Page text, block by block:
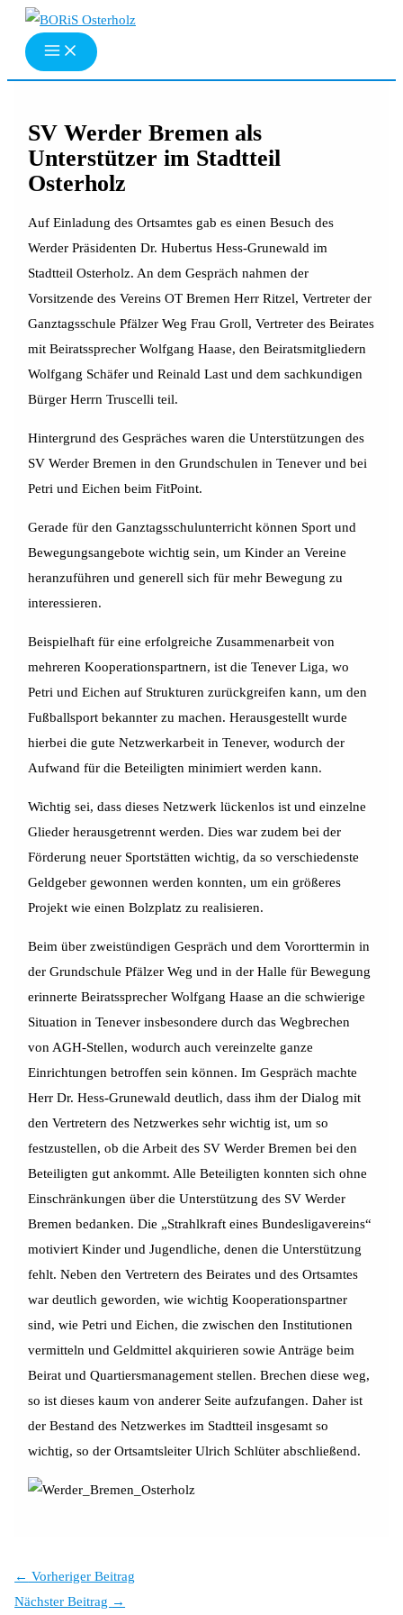
Zum
Inhalt
springen
SV Werder Bremen als
Unterstützer im Stadtteil
Osterholz
Auf Einladung des Ortsamtes gab es einen Besuch des
Werder Präsidenten Dr. Hubertus Hess-Grunewald im
Stadtteil Osterholz. An dem Gespräch nahmen der
Vorsitzende des Vereins OT Bremen Herr Ritzel, Vertreter der
Ganztagsschule Pfälzer Weg Frau Groll, Vertreter des Beirates
mit Beiratssprecher Wolfgang Haase, den Beiratsmitgliedern
Wolfgang Schäfer und Reinald Last und dem sachkundigen
Bürger Herrn Truscelli teil.
Hintergrund des Gespräches waren die Unterstützungen des
SV Werder Bremen in den Grundschulen in Tenever und bei
Petri und Eichen beim FitPoint.
Gerade für den Ganztagsschulunterricht können Sport und
Bewegungsangebote wichtig sein, um Kinder an Vereine
heranzuführen und generell sich für mehr Bewegung zu
interessieren.
Beispielhaft für eine erfolgreiche Zusammenarbeit von
mehreren Kooperationspartnern, ist die Tenever Liga, wo
Petri und Eichen auf Strukturen zurückgreifen kann, um den
Fußballsport bekannter zu machen. Herausgestellt wurde
hierbei die gute Netzwerkarbeit in Tenever, wodurch der
Aufwand für die Beteiligten minimiert werden kann.
Wichtig sei, dass dieses Netzwerk lückenlos ist und einzelne
Glieder herausgetrennt werden. Dies war zudem bei der
Förderung neuer Sportstätten wichtig, da so verschiedenste
Geldgeber gewonnen werden konnten, um ein größeres
Projekt wie einen Bolzplatz zu realisieren.
Beim über zweistündigen Gespräch und dem Vororttermin in
der Grundschule Pfälzer Weg und in der Halle für Bewegung
erinnerte Beiratssprecher Wolfgang Haase an die schwierige
Situation in Tenever insbesondere durch das Wegbrechen
von AGH-Stellen, wodurch auch vereinzelte ganze
Einrichtungen betroffen sein können. Im Gespräch machte
Herr Dr. Hess-Grunewald deutlich, dass ihm der Dialog mit
den Vertretern des Netzwerkes sehr wichtig ist, um so
festzustellen, ob die Arbeit des SV Werder Bremen bei den
Beteiligten gut ankommt. Alle Beteiligten konnten sich ohne
Einschränkungen über die Unterstützung des SV Werder
Bremen bedanken. Die „Strahlkraft eines Bundesligavereins“
motiviert Kinder und Jugendliche, denen die Unterstützung
fehlt. Neben den Vertretern des Beirates und des Ortsamtes
war deutlich geworden, wie wichtig Kooperationspartner
sind, wie Petri und Eichen, die zwischen den Institutionen
vermitteln und Geldmittel akquirieren sowie Anträge beim
Beirat und Quartiersmanagement stellen. Brechen diese weg,
so ist dieses kaum von anderer Seite aufzufangen. Daher ist
der Bestand des Netzwerkes im Stadtteil insgesamt so
wichtig, so der Ortsamtsleiter Ulrich Schlüter abschließend.
← Vorheriger Beitrag
Nächster Beitrag →